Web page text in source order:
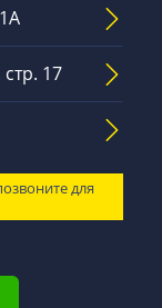
17
для